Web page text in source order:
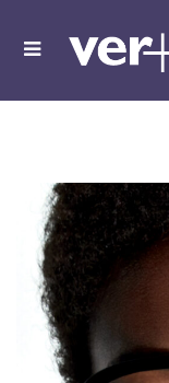
MENU